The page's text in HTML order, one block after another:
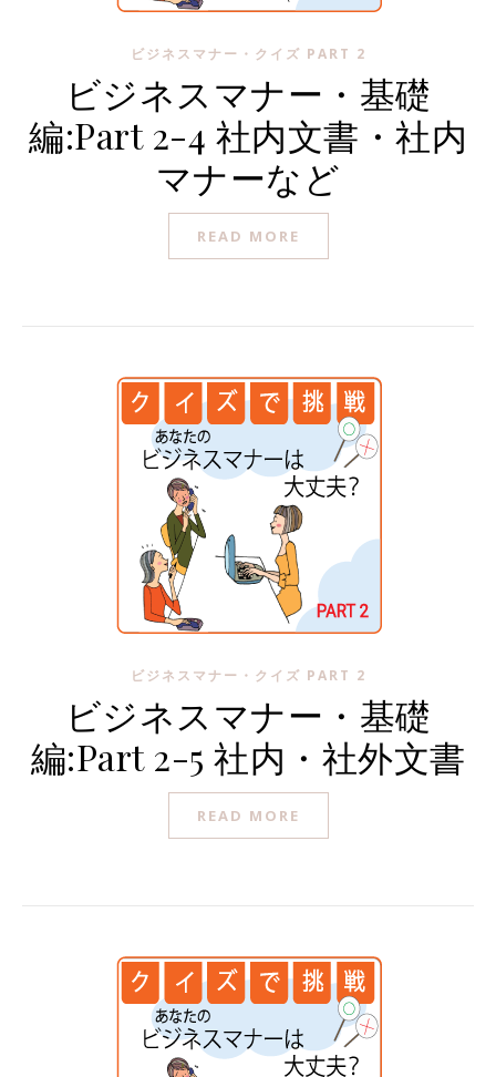
ビジネスマナー・クイズ PART 2
ビジネスマナー・基礎
編:Part 2-4 社内文書・社内
マナーなど
READ MORE
ビジネスマナー・クイズ PART 2
ビジネスマナー・基礎
編:Part 2-5 社内・社外文書
READ MORE